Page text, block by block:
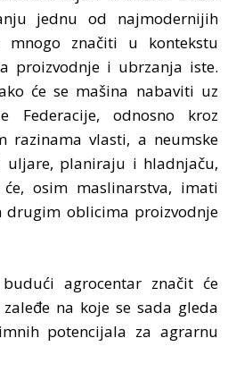
jednu od najmodernijih
značiti u kontekstu
proizvodnje i ubrzanja iste.
će se mašina nabaviti uz
Federacije, odnosno kroz
razinama vlasti, a neumske
planiraju i hladnjaču,
osim maslinarstva, imati
drugim oblicima proizvodnje
agrocentar značit će
na koje se sada gleda
potencijala za agrarnu